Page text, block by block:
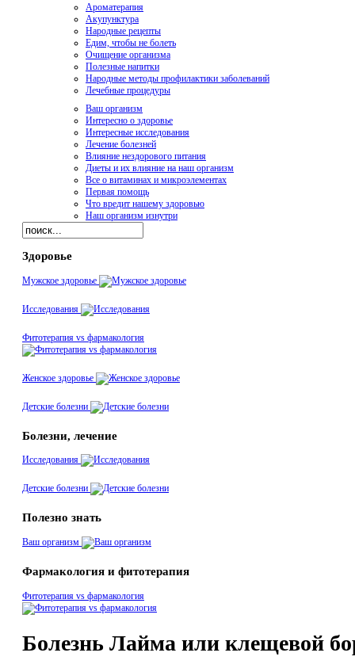
Ароматерапия
Акупунктура
Народные рецепты
Едим, чтобы не болеть
Очищение организма
Полезные напитки
Народные методы профилактики заболеваний
Лечебные процедуры
Ваш организм
Интересно о здоровье
Интересные исследования
Лечение болезней
Влияние нездорового питания
Диеты и их влияние на наш организм
Все о витаминах и микроэлементах
Первая помощь
Что вредит нашему здоровью
Наш организм изнутри
Здоровье
Мужское здоровье
Исследования
Фитотерапия vs фармакология
Женское здоровье
Детские болезни
Болезни, лечение
Исследования
Детские болезни
Полезно знать
Ваш организм
Фармакология и фитотерапия
Фитотерапия vs фармакология
Болезнь Лайма или клещевой